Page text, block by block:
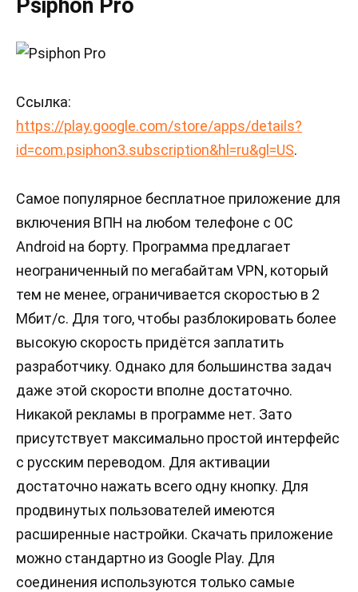
Psiphon Pro
Ссылка:
https://play.google.com/store/apps/details?
id=com.psiphon3.subscription&hl=ru&gl=US.
Самое популярное бесплатное приложение для
включения ВПН на любом телефоне с ОС
Android на борту. Программа предлагает
неограниченный по мегабайтам VPN, который
тем не менее, ограничивается скоростью в 2
Мбит/с. Для того, чтобы разблокировать более
высокую скорость придётся заплатить
разработчику. Однако для большинства задач
даже этой скорости вполне достаточно.
Никакой рекламы в программе нет. Зато
присутствует максимально простой интерфейс
с русским переводом. Для активации
достаточно нажать всего одну кнопку. Для
продвинутых пользователей имеются
расширенные настройки. Скачать приложение
можно стандартно из Google Play. Для
соединения используются только самые